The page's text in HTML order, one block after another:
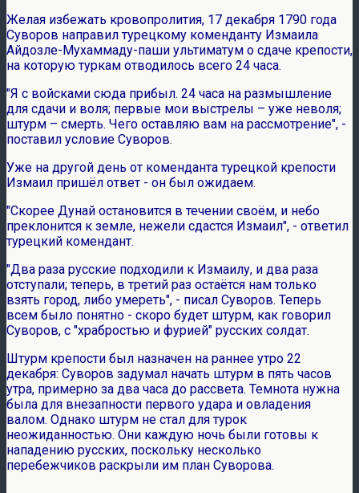
Желая избежать кровопролития, 17 декабря 1790 года
Суворов направил турецкому коменданту Измаила
Айдозле-Мухаммаду-паши ультиматум о сдаче крепости,
на которую туркам отводилось всего 24 часа.
"Я с войсками сюда прибыл. 24 часа на размышление
для сдачи и воля; первые мои выстрелы – уже неволя;
штурм – смерть. Чего оставляю вам на рассмотрение", -
поставил условие Суворов.
Уже на другой день от коменданта турецкой крепости
Измаил пришёл ответ - он был ожидаем.
"Скорее Дунай остановится в течении своём, и небо
преклонится к земле, нежели сдастся Измаил", - ответил
турецкий комендант.
"Два раза русские подходили к Измаилу, и два раза
отступали; теперь, в третий раз остаётся нам только
взять город, либо умереть", - писал Суворов. Теперь
всем было понятно - скоро будет штурм, как говорил
Суворов, с "храбростью и фурией" русских солдат.
Штурм крепости был назначен на раннее утро 22
декабря: Суворов задумал начать штурм в пять часов
утра, примерно за два часа до рассвета. Темнота нужна
была для внезапности первого удара и овладения
валом. Однако штурм не стал для турок
неожиданностью. Они каждую ночь были готовы к
нападению русских, поскольку несколько
перебежчиков раскрыли им план Суворова.